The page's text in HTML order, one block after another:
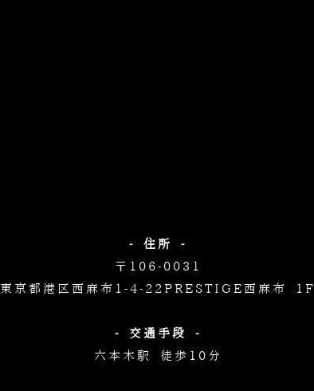
- 住所 -
〒106-0031
東京都港区西麻布1-4-22PRESTIGE西麻布 1F
- 交通手段 -
六本木駅 徒歩10分